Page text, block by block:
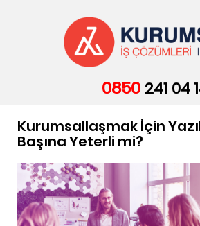
0850 241 04
Kurumsallaşmak İçin
Başına Yeterli mi?